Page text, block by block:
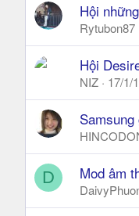
Hội
Rytubon87
Hội
NIZ 17/1/
D Mod âm